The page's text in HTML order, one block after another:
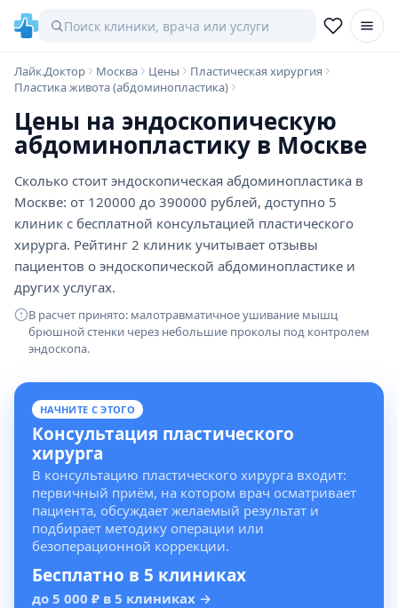
Лайк.Доктор Москва Цены
Пластическая хирургия
Пластика живота (абдоминопластика)
Цены на эндоскопическую
абдоминопластику в Москве
Сколько стоит эндоскопическая абдоминопластика в
Москве: от 120000 до 390000 рублей, доступно 5
клиник с бесплатной консультацией пластического
хирурга. Рейтинг 2 клиник учитывает отзывы
пациентов о эндоскопической абдоминопластике и
других услугах.
В расчет принято: малотравматичное ушивание мышц
брюшной стенки через небольшие проколы под контролем
эндоскопа.
НАЧНИТЕ С ЭТОГО
Консультация пластического
хирурга
В консультацию пластического хирурга входит:
первичный приём, на котором врач осматривает
пациента, обсуждает желаемый результат и
подбирает методику операции или
безоперационной коррекции.
Бесплатно в 5 клиниках
до 5 000 ₽ в 5 клиниках →